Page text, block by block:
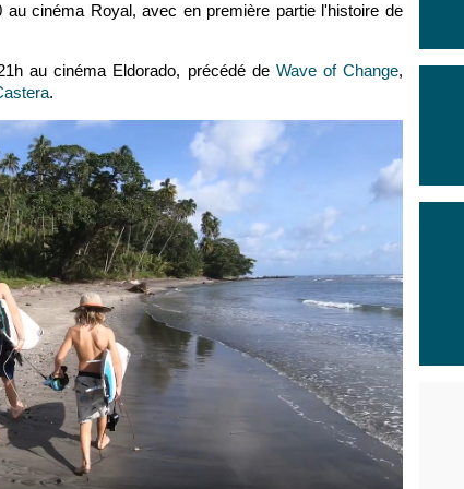
au cinéma Royal, avec en première partie l'histoire de
au cinéma Eldorado, précédé de Wave of Change,
.